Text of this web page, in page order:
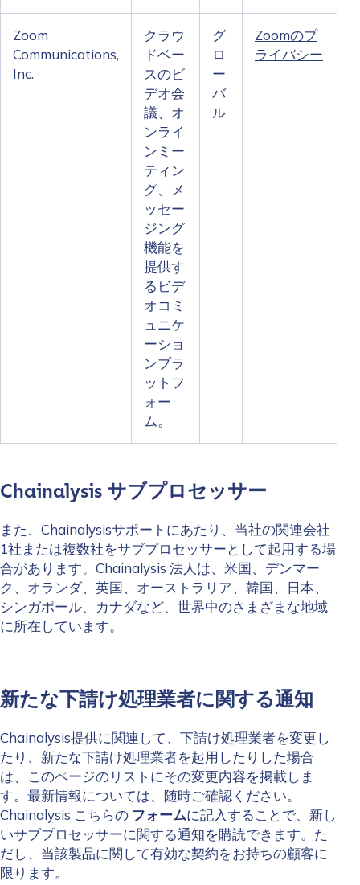
Zoom
Communications,
Inc.
クラウ
ドベー
スのビ
デオ会
議、オ
ンライ
ンミー
ティン
グ、メ
ッセー
ジング
機能を
提供す
るビデ
オコミ
ュニケ
ーショ
ンプラ
ットフ
ォー
ム。
グ
ロ
ー
バ
ル
Zoomのプ
ライバシー
Chainalysis サブプロセッサー
また、Chainalysisサポートにあたり、当社の関連会社
1社または複数社をサブプロセッサーとして起用する場
合があります。Chainalysis 法人は、米国、デンマー
ク、オランダ、英国、オーストラリア、韓国、日本、
シンガポール、カナダなど、世界中のさまざまな地域
に所在しています。
新たな下請け処理業者に関する通知
Chainalysis提供に関連して、下請け処理業者を変更し
たり、新たな下請け処理業者を起用したりした場合
は、このページのリストにその変更内容を掲載しま
す。最新情報については、随時ご確認ください。
Chainalysis こちらの フォームに記入することで、新し
いサブプロセッサーに関する通知を購読できます。た
だし、当該製品に関して有効な契約をお持ちの顧客に
限ります。